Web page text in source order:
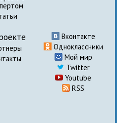
Вконтакте
Одноклассники
Мой мир
Twitter
Youtube
RSS